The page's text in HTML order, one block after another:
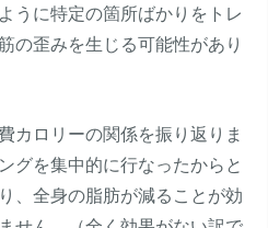
うに特定の箇所ばかりをトレ
の歪みを生じる可能性があり
カロリーの関係を振り返りま
グを集中的に行なったからと
、全身の脂肪が減ることが効